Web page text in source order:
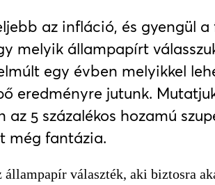
az infláció, és gyengül
melyik állampapírt
egy évben melyikkel
eredményre jutunk.
az 5 százalékos hozamú
még fantázia.
állampapír választék, aki biztosra